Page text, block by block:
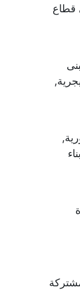
قطاع